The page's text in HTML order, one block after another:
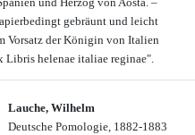
gebräunt und leicht
Vorsatz der Königin von Italien
helenae italiae reginae".
Lauche, Wilhelm
Deutsche Pomologie, 1882-1883